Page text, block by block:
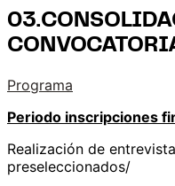
Programa
Periodo inscripciones
Realización de
preseleccionados/